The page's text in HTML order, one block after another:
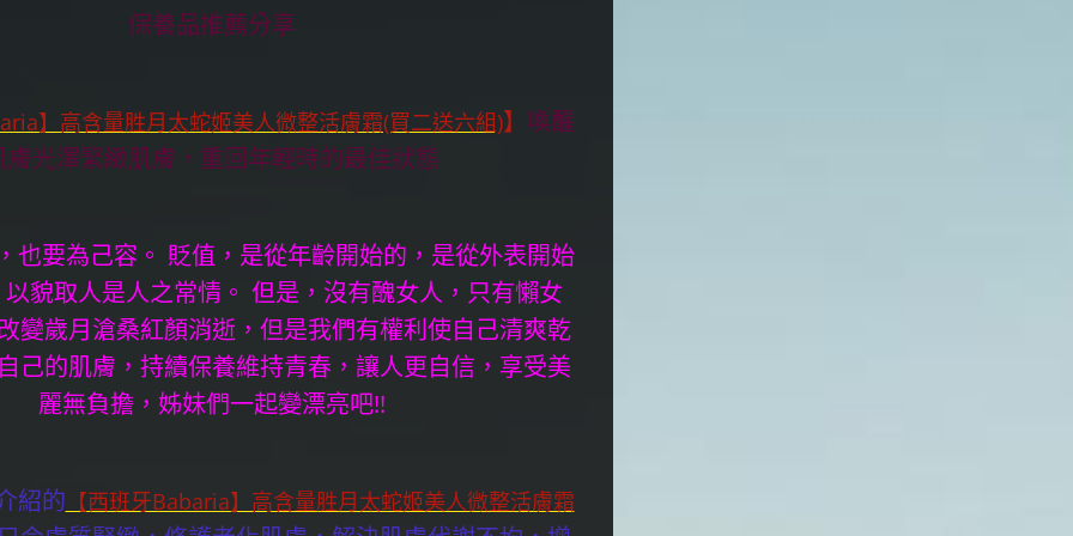
保養品推薦分享
】高含量胜月太蛇姬美人微整活膚霜(買二送六組)】 喚醒
膚光澤緊緻肌膚，重回年輕時的最佳狀態
也要為己容。 貶值，是從年齡開始的，是從外表開始
貌取人是人之常情。 但是，沒有醜女人，只有懶女
變歲月滄桑紅顏消逝， 但是我們有權利使自己清爽乾
己的肌膚，持續保養維持青春，讓人更自信，享受美
麗無負擔，姊妹們一起變漂亮吧!!
紹的 【西班牙Babaria】高含量胜月太蛇姬美人微整活膚霜